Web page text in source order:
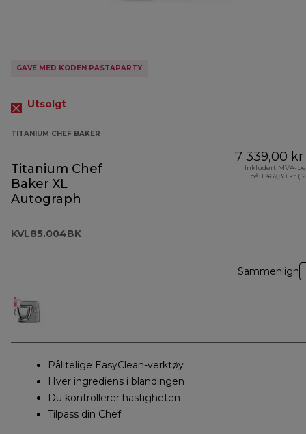
GAVE MED KODEN PASTAPARTY
Utsolgt
TITANIUM CHEF BAKER
Titanium Chef
Baker XL
Autograph
KVL85.004BK
7 339,00 kr
Inkludert MVA-
på 1 467,80 kr (
Sammenlign
Pålitelige EasyClean-verktøy
Hver ingrediens i blandingen
Du kontrollerer hastigheten
Tilpass din Chef